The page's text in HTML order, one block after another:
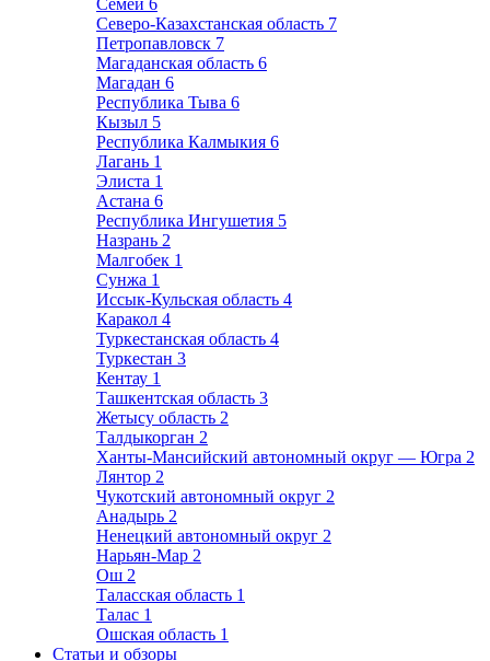
Семей 6
Северо-Казахстанская область 7
Петропавловск 7
Магаданская область 6
Магадан 6
Республика Тыва 6
Кызыл 5
Республика Калмыкия 6
Лагань 1
Элиста 1
Астана 6
Республика Ингушетия 5
Назрань 2
Малгобек 1
Сунжа 1
Иссык-Кульская область 4
Каракол 4
Туркестанская область 4
Туркестан 3
Кентау 1
Ташкентская область 3
Жетысу область 2
Талдыкорган 2
Ханты-Мансийский автономный округ — Югра 2
Лянтор 2
Чукотский автономный округ 2
Анадырь 2
Ненецкий автономный округ 2
Нарьян-Мар 2
Ош 2
Таласская область 1
Талас 1
Ошская область 1
Статьи и обзоры